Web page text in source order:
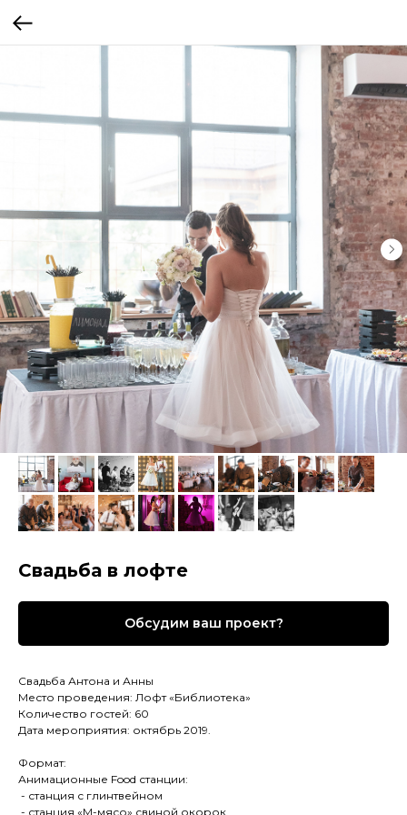
Свадьба в лофте
Обсудим ваш проект?
Свадьба Антона и Анны
Место проведения: Лофт «Библиотека»
Количество гостей: 60
Дата мероприятия: октябрь 2019.
Формат:
Анимационные Food станции:
- станция с глинтвейном
- станция «М-мясо» свиной окорок